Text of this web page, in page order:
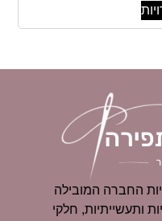
החברה המובילה
ותעשייתיות, חלקי